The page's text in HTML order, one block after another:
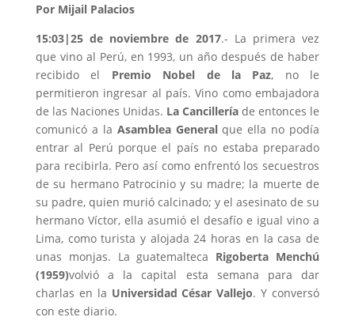
Por Mijail Palacios
15:03|25 de noviembre de 2017.- La primera vez
que vino al Perú, en 1993, un año después de haber
recibido el Premio Nobel de la Paz, no le
permitieron ingresar al país. Vino como embajadora
de las Naciones Unidas. La Cancilleríade entonces le
comunicó a la Asamblea Generalque ella no podía
entrar al Perú porque el país no estaba preparado
para recibirla. Pero así como enfrentó los secuestros
de su hermano Patrocinio y su madre; la muerte de
su padre, quien murió calcinado; y el asesinato de su
hermano Víctor, ella asumió el desafío e igual vino a
Lima, como turista y alojada 24 horas en la casa de
unas monjas. La guatemalteca Rigoberta Menchú
(1959)volvió a la capital esta semana para dar
charlas en la Universidad César Vallejo. Y conversó
con este diario.